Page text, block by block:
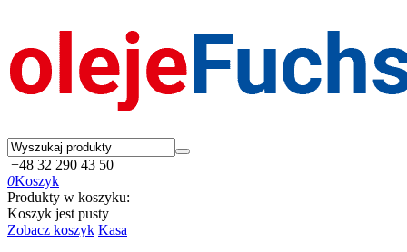
+48 32 290 43 50
0Koszyk
Produkty w koszyku:
Koszyk jest pusty
Zobacz koszyk Kasa